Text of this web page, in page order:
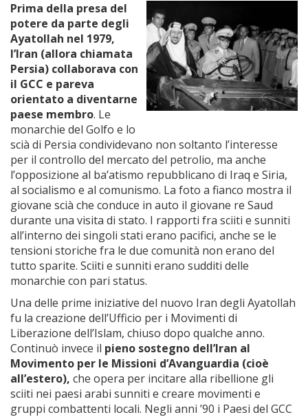
Prima della presa del
potere da parte degli
Ayatollah nel 1979,
l’Iran (allora chiamata
Persia) collaborava con
il GCC e pareva
orientato a diventarne
paese membro. Le
monarchie del Golfo e lo
scià di Persia condividevano non soltanto l’interesse
per il controllo del mercato del petrolio, ma anche
l’opposizione al ba’atismo repubblicano di Iraq e Siria,
al socialismo e al comunismo. La foto a fianco mostra il
giovane scià che conduce in auto il giovane re Saud
durante una visita di stato. I rapporti fra sciiti e sunniti
all’interno dei singoli stati erano pacifici, anche se le
tensioni storiche fra le due comunità non erano del
tutto sparite. Sciiti e sunniti erano sudditi delle
monarchie con pari status.
Una delle prime iniziative del nuovo Iran degli Ayatollah
fu la creazione dell’Ufficio per i Movimenti di
Liberazione dell’Islam, chiuso dopo qualche anno.
Continuò invece il pieno sostegno dell’Iran al
Movimento per le Missioni d’Avanguardia (cioè
all’estero), che opera per incitare alla ribellione gli
sciiti nei paesi arabi sunniti e creare movimenti e
gruppi combattenti locali. Negli anni ’90 i Paesi del GCC